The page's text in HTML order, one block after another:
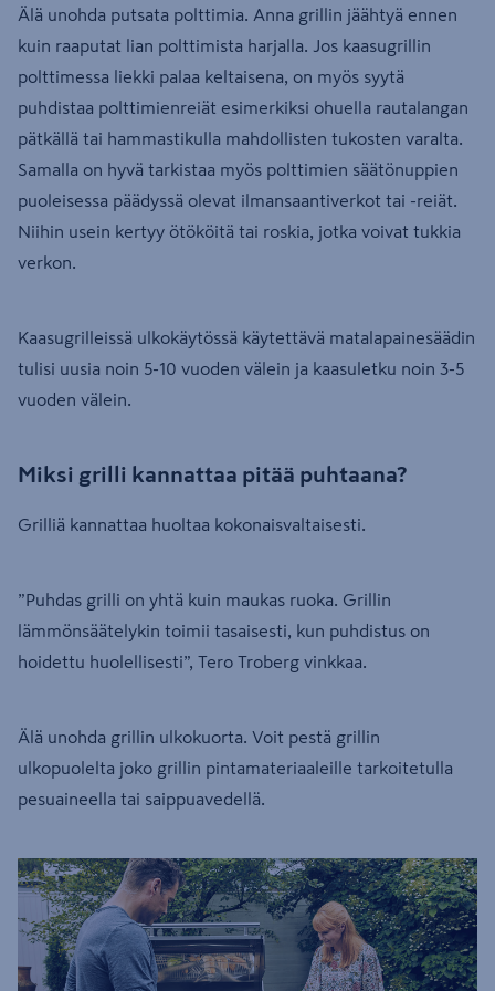
Älä unohda putsata polttimia. Anna grillin jäähtyä ennen
kuin raaputat lian polttimista harjalla. Jos kaasugrillin
polttimessa liekki palaa keltaisena, on myös syytä
puhdistaa polttimienreiät esimerkiksi ohuella rautalangan
pätkällä tai hammastikulla mahdollisten tukosten varalta.
Samalla on hyvä tarkistaa myös polttimien säätönuppien
puoleisessa päädyssä olevat ilmansaantiverkot tai -reiät.
Niihin usein kertyy ötököitä tai roskia, jotka voivat tukkia
verkon.
Kaasugrilleissä ulkokäytössä käytettävä matalapainesäädin
tulisi uusia noin 5-10 vuoden välein ja kaasuletku noin 3-5
vuoden välein.
Miksi grilli kannattaa pitää puhtaana?
Grilliä kannattaa huoltaa kokonaisvaltaisesti.
”Puhdas grilli on yhtä kuin maukas ruoka. Grillin
lämmönsäätelykin toimii tasaisesti, kun puhdistus on
hoidettu huolellisesti”, Tero Troberg vinkkaa.
Älä unohda grillin ulkokuorta. Voit pestä grillin
ulkopuolelta joko grillin pintamateriaaleille tarkoitetulla
pesuaineella tai saippuavedellä.